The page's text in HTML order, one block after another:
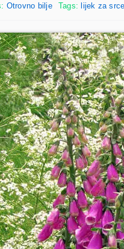
Otrovno bilje Tags:lijek za srce